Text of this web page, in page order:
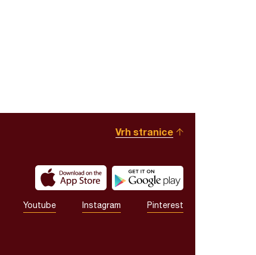
Vrh stranice
Youtube Instagram Pinterest